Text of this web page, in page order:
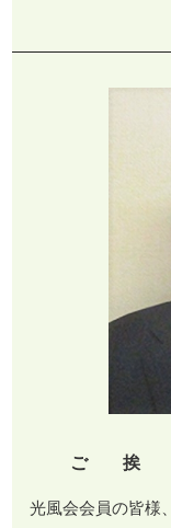
ご 挨
光風会会員の皆様